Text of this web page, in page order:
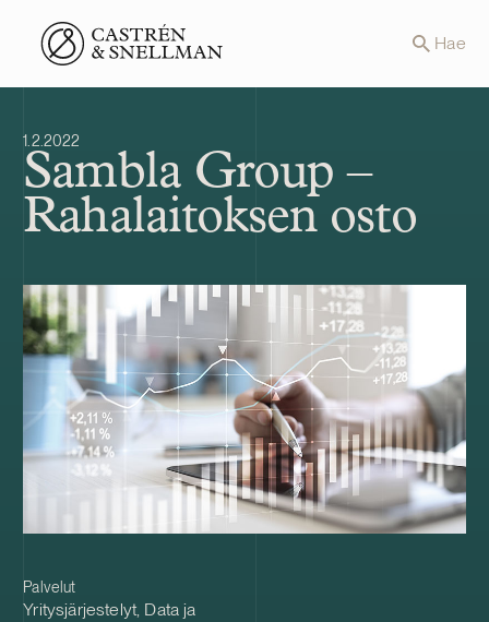
Front page Hae
1.2.2022
Sambla Group –
Rahalaitoksen osto
Palvelut
Yritysjärjestelyt, Data ja